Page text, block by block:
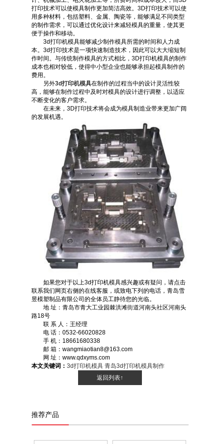
打印技术可以使模具制作更加简洁高效。3D打印技术可以使
用多种材料，包括塑料、金属、陶瓷等，能够满足不同类型
的制作需求，可以通过优化设计来减轻模具的重量，使其更
便于操作和移动。
3d打印机模具能够减少制作模具所需的时间和人力成
本。3d打印技术是一项快速制造技术，因此可以大大缩短制
作时间。与传统制作模具的方式相比，3D打印机模具的制作
成本也相对较低，使得中小型企业也能够承担起模具制作的
费用。
另外3d打印机模具在制作的过程当中的设计灵活性较
高，能够在制作过程中及时对模具的设计进行调整，以适应
不断变化的客户需求。
在未来，3D打印技术将会成为模具制造业带来更加广阔
的发展机遇。
如果您对于以上3d打印机模具感兴趣或有疑问，请点击
联系我们网页右侧的在线客服，或致电下列的电话，青岛雪
昱模塑制品有限公司的全体员工静待您的光临。
地 址：青岛市青大工业园棘洪滩街道河南头社区河南头
路18号
联 系 人：王经理
电 话：0532-66020828
手 机：18661680338
邮 箱：wangmiaotian8@163.com
网 址：www.qdxyms.com
本文关键词： 3d打印机模具 青岛3d打印机模具制作
返回列表↑
推荐产品